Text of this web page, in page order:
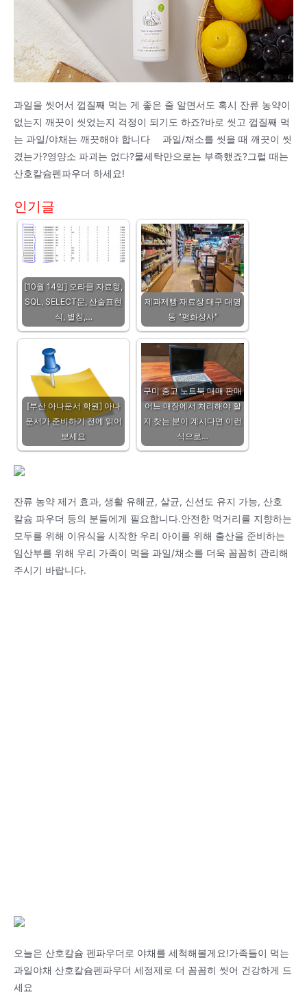
과일을 씻어서 껍질째 먹는 게 좋은 줄 알면서도 혹시 잔류 농약이
없는지 깨끗이 씻었는지 걱정이 되기도 하죠?바로 씻고 껍질째 먹
는 과일/야채는 깨끗해야 합니다 ⠀ 과일/채소를 씻을 때 깨끗이 씻
겼는가?영양소 파괴는 없다?물세탁만으로는 부족했죠?그럴 때는
산호칼슘펜파우더 하세요!
인기글
[10월 14일] 오라클 자료형,
SQL, SELECT문, 산술표현
식, 별칭,…
제과제빵 재료상 대구 대명
동 "평화상사"
[부산 아나운서 학원] 아나
운서가 준비하기 전에 읽어
보세요
구미 중고 노트북 매매 판매
어느 매장에서 처리해야 할
지 찾는 분이 계시다면 이런
식으로…
잔류 농약 제거 효과, 생활 유해균, 살균, 신선도 유지 가능, 산호
칼슘 파우더 등의 분들에게 필요합니다.안전한 먹거리를 지향하는
모두를 위해 이유식을 시작한 우리 아이를 위해 출산을 준비하는
임산부를 위해 우리 가족이 먹을 과일/채소를 더욱 꼼꼼히 관리해
주시기 바랍니다.
오늘은 산호칼슘 펜파우더로 야채를 세척해볼게요!가족들이 먹는
과일야채 산호칼슘펜파우더 세정제로 더 꼼꼼히 씻어 건강하게 드
세요